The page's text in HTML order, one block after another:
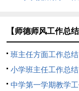
【师德师风工作总
班主任方面工作总结
小学班主任工作总结
中学第一学期教学